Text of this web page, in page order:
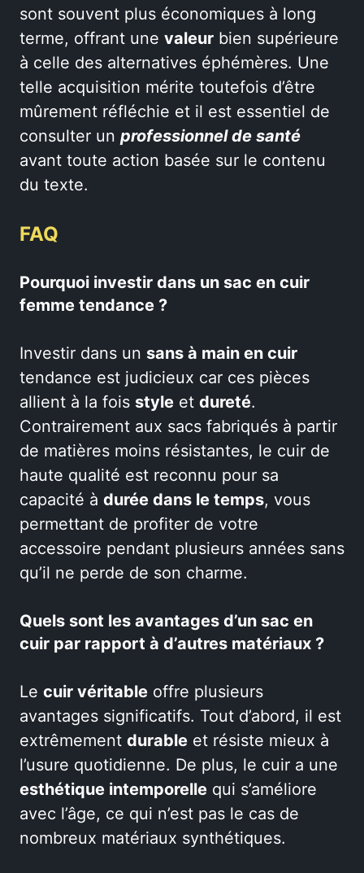
sont souvent plus économiques à long
terme, offrant une valeur bien supérieure
à celle des alternatives éphémères. Une
telle acquisition mérite toutefois d’être
mûrement réfléchie et il est essentiel de
consulter un professionnel de santé
avant toute action basée sur le contenu
du texte.
FAQ
Pourquoi investir dans un sac en cuir
femme tendance ?
Investir dans un sans à main en cuir
tendance est judicieux car ces pièces
allient à la fois style et dureté.
Contrairement aux sacs fabriqués à partir
de matières moins résistantes, le cuir de
haute qualité est reconnu pour sa
capacité à durée dans le temps, vous
permettant de profiter de votre
accessoire pendant plusieurs années sans
qu’il ne perde de son charme.
Quels sont les avantages d’un sac en
cuir par rapport à d’autres matériaux ?
Le cuir véritable offre plusieurs
avantages significatifs. Tout d’abord, il est
extrêmement durable et résiste mieux à
l’usure quotidienne. De plus, le cuir a une
esthétique intemporelle qui s’améliore
avec l’âge, ce qui n’est pas le cas de
nombreux matériaux synthétiques.